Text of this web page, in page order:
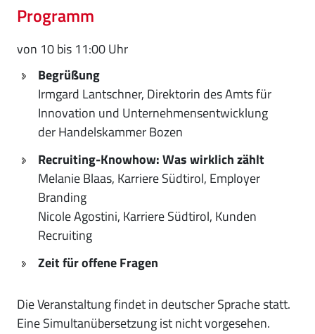
Programm
von 10 bis 11:00 Uhr
Begrüßung
Irmgard Lantschner, Direktorin des Amts für
Innovation und Unternehmensentwicklung
der Handelskammer Bozen
Recruiting-Knowhow: Was wirklich zählt
Melanie Blaas, Karriere Südtirol, Employer
Branding
Nicole Agostini, Karriere Südtirol, Kunden
Recruiting
Zeit für offene Fragen
Die Veranstaltung findet in deutscher Sprache statt.
Eine Simultanübersetzung ist nicht vorgesehen.